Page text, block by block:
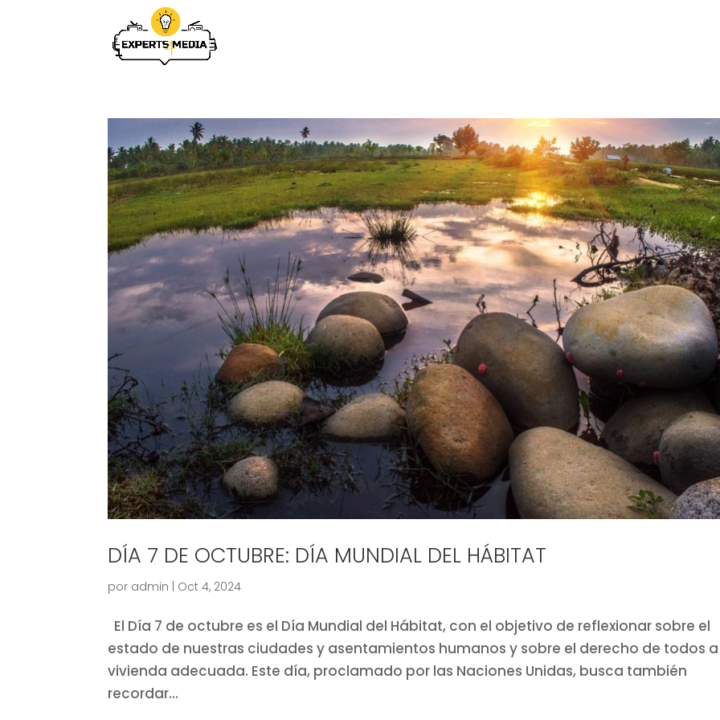
DÍA 7 DE OCTUBRE: DÍA MUNDIAL DEL HÁBITAT
por admin | Oct 4, 2024
El Día 7 de octubre es el Día Mundial del Hábitat, con el objetivo de reflexionar sobre el
estado de nuestras ciudades y asentamientos humanos y sobre el derecho de todos
vivienda adecuada. Este día, proclamado por las Naciones Unidas, busca también
recordar...